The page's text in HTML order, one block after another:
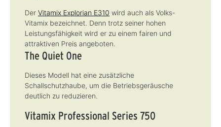
Der Vitamix Explorian E310 wird auch als Volks-
Vitamix bezeichnet. Denn trotz seiner hohen
Leistungsfähigkeit wird er zu einem fairen und
attraktiven Preis angeboten.
The Quiet One
Dieses Modell hat eine zusätzliche
Schallschutzhaube, um die Betriebsgeräusche
deutlich zu reduzieren.
Vitamix Professional Series 750